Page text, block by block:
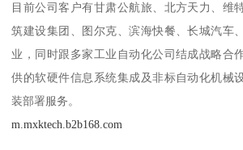
目前公司客户有甘肃公航旅、北方天力、维
筑建设集团、图尔克、滨海快餐、长城汽车
业，同时跟多家工业自动化公司结成战略合
供的软硬件信息系统集成及非标自动化机械
装部署服务。
m.mxktech.b2b168.com